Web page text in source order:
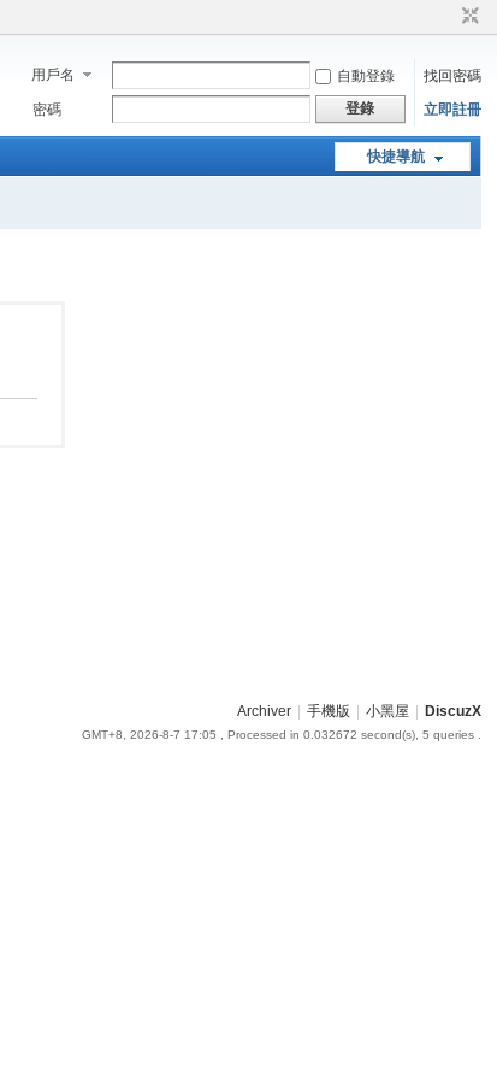
用戶名 自動登錄
找回密碼
密碼
登錄 立即註冊
快捷導航
Archiver 手機版 小黑屋 DiscuzX
GMT+8, 2026-8-7 17:05 , Processed in 0.032672 second(s), 5 queries .